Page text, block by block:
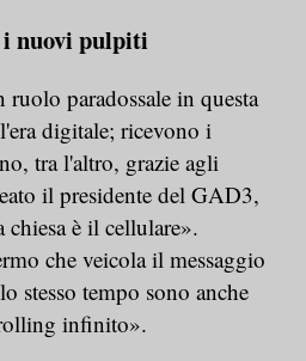
nuovi pulpiti
paradossale in questa
digitale; ricevono i
tra l'altro, grazie agli
il presidente del GAD3,
è il cellulare».
che veicola il messaggio
stesso tempo sono anche
infinito».